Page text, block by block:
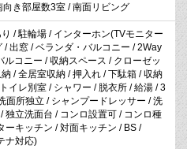
向き部屋数3室 / 南面リビング
/ 駐輪場 / インターホン(TVモニター
/ 出窓 / ベランダ・バルコニー / 2Way
ルコニー / 収納スペース / クローゼッ
/ 全居室収納 / 押入れ / 下駄箱 / 収納
イレ別室 / シャワー / 脱衣所 / 給湯 / 3
面所独立 / シャンプードレッサー / 洗
独立洗面台 / コンロ設置可 / コンロ種
ーキッチン / 対面キッチン / BS /
ナ対応)